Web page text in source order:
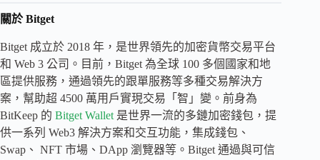
關於 Bitget
Bitget 成立於 2018 年，是世界領先的加密貨幣交易平台
和 Web 3 公司。目前，Bitget 為全球 100 多個國家和地
區提供服務，通過領先的跟單服務等多種交易解決方
案，幫助超 4500 萬用戶實現交易「智」變。前身為
BitKeep 的 Bitget Wallet 是世界一流的多鏈加密錢包，提
供一系列 Web3 解決方案和交互功能，集成錢包、
Swap、 NFT 市場、DApp 瀏覽器等。Bitget 通過與可信